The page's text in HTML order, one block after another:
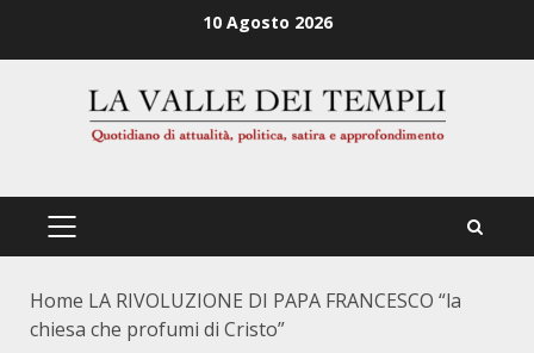
10 Agosto 2026
PRIMÄRES
Home LA RIVOLUZIONE DI PAPA FRANCESCO “la
chiesa che profumi di Cristo”